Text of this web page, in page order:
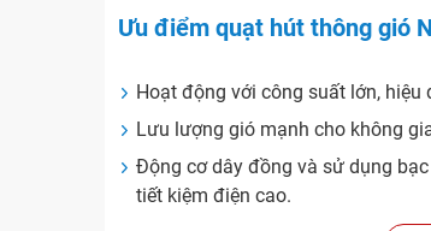
Ưu điểm quạt hút thông gió
Hoạt động với công suất lớn, hiệu
Lưu lượng gió mạnh cho không
Động cơ dây đồng và sử dụng
tiết kiệm điện cao.